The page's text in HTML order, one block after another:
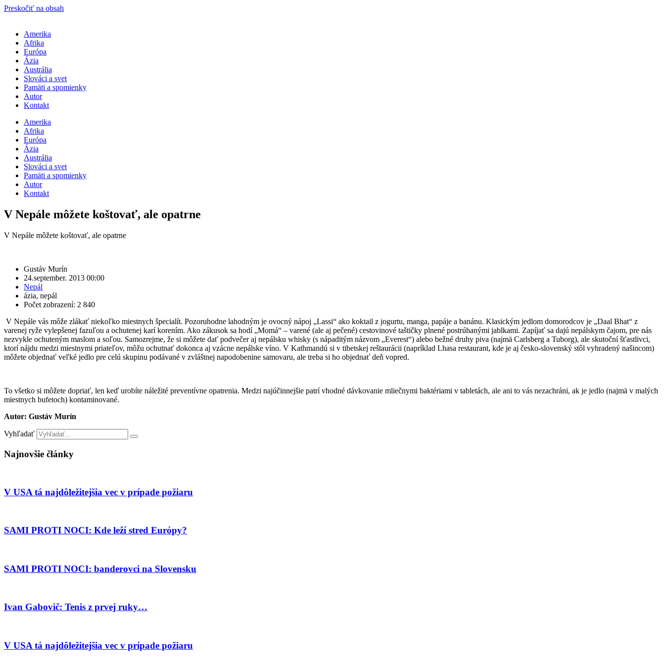
Preskočiť na obsah
Amerika
Afrika
Európa
Ázia
Austrália
Slováci a svet
Pamäti a spomienky
Autor
Kontakt
Amerika
Afrika
Európa
Ázia
Austrália
Slováci a svet
Pamäti a spomienky
Autor
Kontakt
V Nepále môžete koštovať, ale opatrne
V Nepále môžete koštovať, ale opatrne
Gustáv Murín
24.september. 2013 00:00
Nepál
ázia, nepál
Počet zobrazení: 2 840
V Nepále vás môže zlákať niekoľko miestnych špecialít. Pozoruhodne lahodným je ovocný nápoj „Lassi“ ako koktail z jogurtu, manga, papáje a banánu. Klasickým jedlom domorodcov je „Daal Bhat“ z
varenej ryže vylepšenej fazuľou a ochutenej karí korením. Ako zákusok sa hodí „Momá“ – varené (ale aj pečené) cestovinové taštičky plnené postrúhanými jablkami. Zapíjať sa dajú nepálskym čajom, pre nás
nezvykle ochuteným maslom a soľou. Samozrejme, že si môžete dať podvečer aj nepálsku whisky (s nápaditým názvom „Everest“) alebo bežné druhy piva (najmä Carlsberg a Tuborg), ale skutoční šťastlivci,
ktorí nájdu medzi miestnymi priateľov, môžu ochutnať dokonca aj vzácne nepálske víno. V Kathmandú si v tibetskej reštaurácii (napríklad Lhasa restaurant, kde je aj česko-slovenský stôl vyhradený našincom)
môžete objednať veľké jedlo pre celú skupinu podávané v zvláštnej napodobenine samovaru, ale treba si ho objednať deň vopred.
To všetko si môžete dopriať, len keď urobíte náležité preventívne opatrenia. Medzi najúčinnejšie patrí vhodné dávkovanie mliečnymi baktériami v tabletách, ale ani to vás nezachráni, ak je jedlo (najmä v malých
miestnych bufetoch) kontaminované.
Autor: Gustáv Murín
Vyhľadať
Najnovšie články
V USA tá najdôležitejšia vec v prípade požiaru
SAMI PROTI NOCI: Kde leží stred Európy?
SAMI PROTI NOCI: banderovci na Slovensku
Ivan Gabovič: Tenis z prvej ruky…
V USA tá najdôležitejšia vec v prípade požiaru